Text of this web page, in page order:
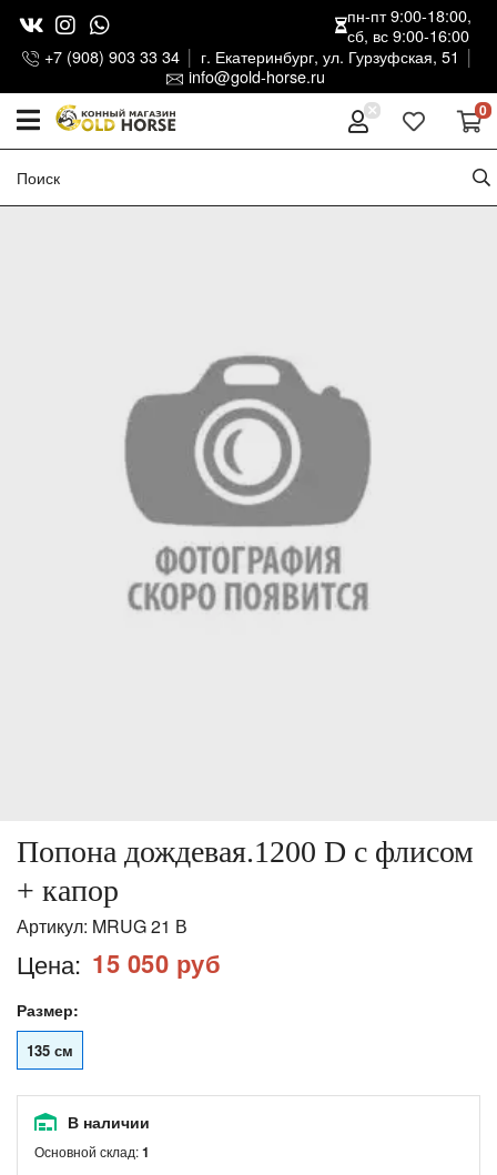
+7 (908) 903 33 34
г. Екатеринбург, ул. Гурзуфская, 51
info@gold-horse.ru
пн-пт 9:00-18:00,
сб, вс 9:00-16:00
0
Попона дождевая.1200 D с флисом
+ капор
Артикул: MRUG 21 В
Цена: 15 050 руб
Размер:
135 см
В наличии
Основной склад:1